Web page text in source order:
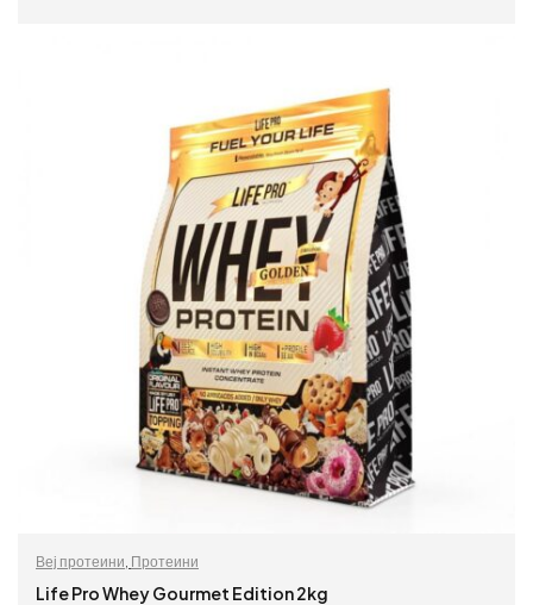
Веј протеини Протеини
Life Pro Whey Gourmet Edition 2kg